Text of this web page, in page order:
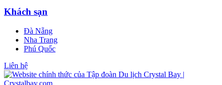
Khách sạn
Đà Nẵng
Nha Trang
Phú Quốc
Liên hệ